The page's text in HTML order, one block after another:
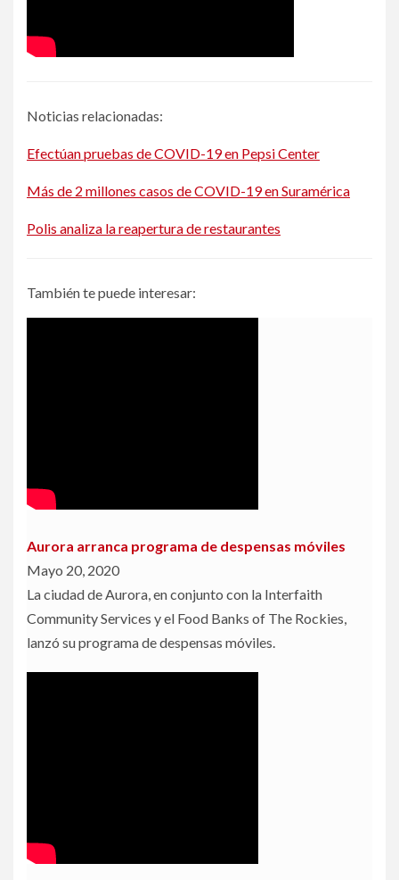
Noticias relacionadas:
Efectúan pruebas de COVID-19 en Pepsi Center
Más de 2 millones casos de COVID-19 en Suramérica
Polis analiza la reapertura de restaurantes
También te puede interesar:
Aurora arranca programa de despensas móviles
Mayo 20, 2020
La ciudad de Aurora, en conjunto con la Interfaith
Community Services y el Food Banks of The Rockies,
lanzó su programa de despensas móviles.